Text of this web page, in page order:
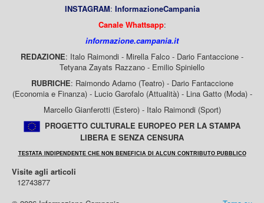
INSTAGRAM: InformazioneCampania
Canale Whattsapp:
informazione.campania.it
REDAZIONE: Italo Raimondi - Mirella Falco - Dario Fantaccione -
Tetyana Zayats Razzano - Emilio Spiniello
RUBRICHE: Raimondo Adamo (Teatro) - Dario Fantaccione
(Economia e Finanza) - Lucio Garofalo (Attualità) - Lina Gatto (Moda) -
Marcello Gianferotti (Estero) - Italo Raimondi (Sport)
PROGETTO CULTURALE EUROPEO PER LA STAMPA
LIBERA E SENZA CENSURA
TESTATA INDIPENDENTE CHE NON BENEFICIA DI ALCUN CONTRIBUTO PUBBLICO
Visite agli articoli
12743877